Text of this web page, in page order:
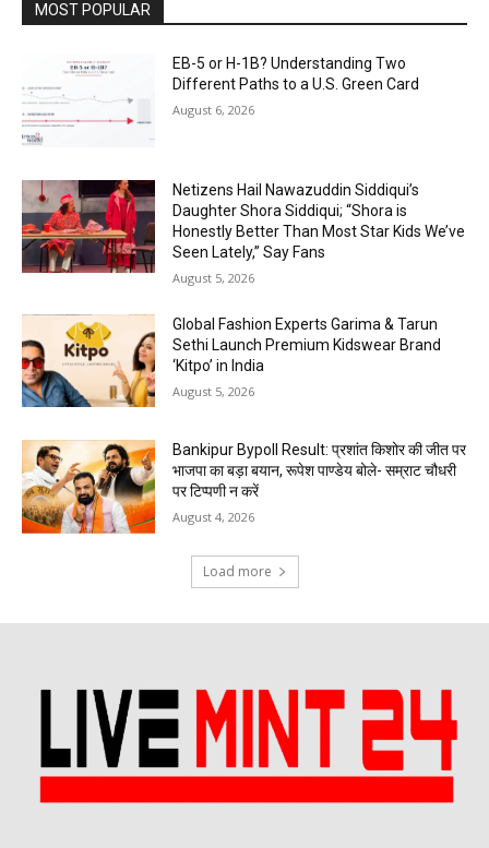
MOST POPULAR
EB-5 or H-1B? Understanding Two
Different Paths to a U.S. Green Card
August 6, 2026
Netizens Hail Nawazuddin Siddiqui’s
Daughter Shora Siddiqui; “Shora is
Honestly Better Than Most Star Kids We’ve
Seen Lately,” Say Fans
August 5, 2026
Global Fashion Experts Garima & Tarun
Sethi Launch Premium Kidswear Brand
‘Kitpo’ in India
August 5, 2026
Bankipur Bypoll Result: प्रशांत किशोर की जीत पर
भाजपा का बड़ा बयान, रूपेश पाण्डेय बोले- सम्राट चौधरी
पर टिप्पणी न करें
August 4, 2026
Load more